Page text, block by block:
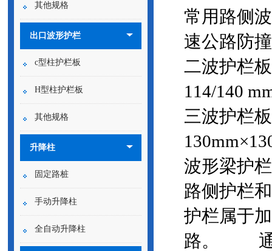
其他规格
出口波形护栏
c型柱护栏板
H型柱护栏板
其他规格
升降柱
固定路桩
手动升降柱
全自动升降柱
常用路侧
速公路防
二波护栏
114/140
三波护栏
波形梁护
路侧护栏
护栏属于
路。 通行